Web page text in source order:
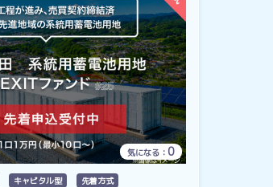
気になる： 0
キャピタル型 先着方式